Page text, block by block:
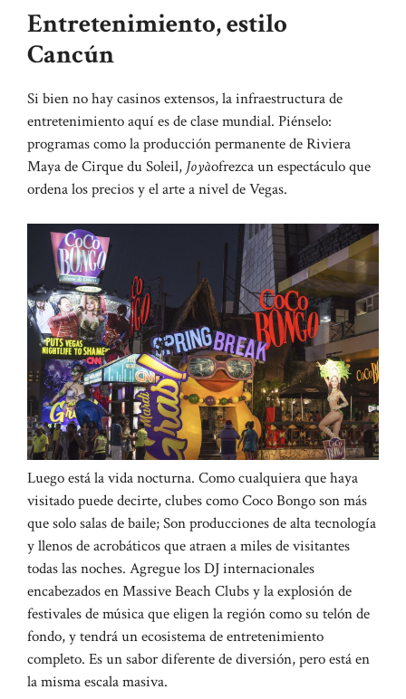
Entretenimiento, estilo
Cancún
Si bien no hay casinos extensos, la infraestructura de
entretenimiento aquí es de clase mundial. Piénselo:
programas como la producción permanente de Riviera
Maya de Cirque du Soleil, Joyàofrezca un espectáculo que
ordena los precios y el arte a nivel de Vegas.
Luego está la vida nocturna. Como cualquiera que haya
visitado puede decirte, clubes como Coco Bongo son más
que solo salas de baile; Son producciones de alta tecnología
y llenos de acrobáticos que atraen a miles de visitantes
todas las noches. Agregue los DJ internacionales
encabezados en Massive Beach Clubs y la explosión de
festivales de música que eligen la región como su telón de
fondo, y tendrá un ecosistema de entretenimiento
completo. Es un sabor diferente de diversión, pero está en
la misma escala masiva.